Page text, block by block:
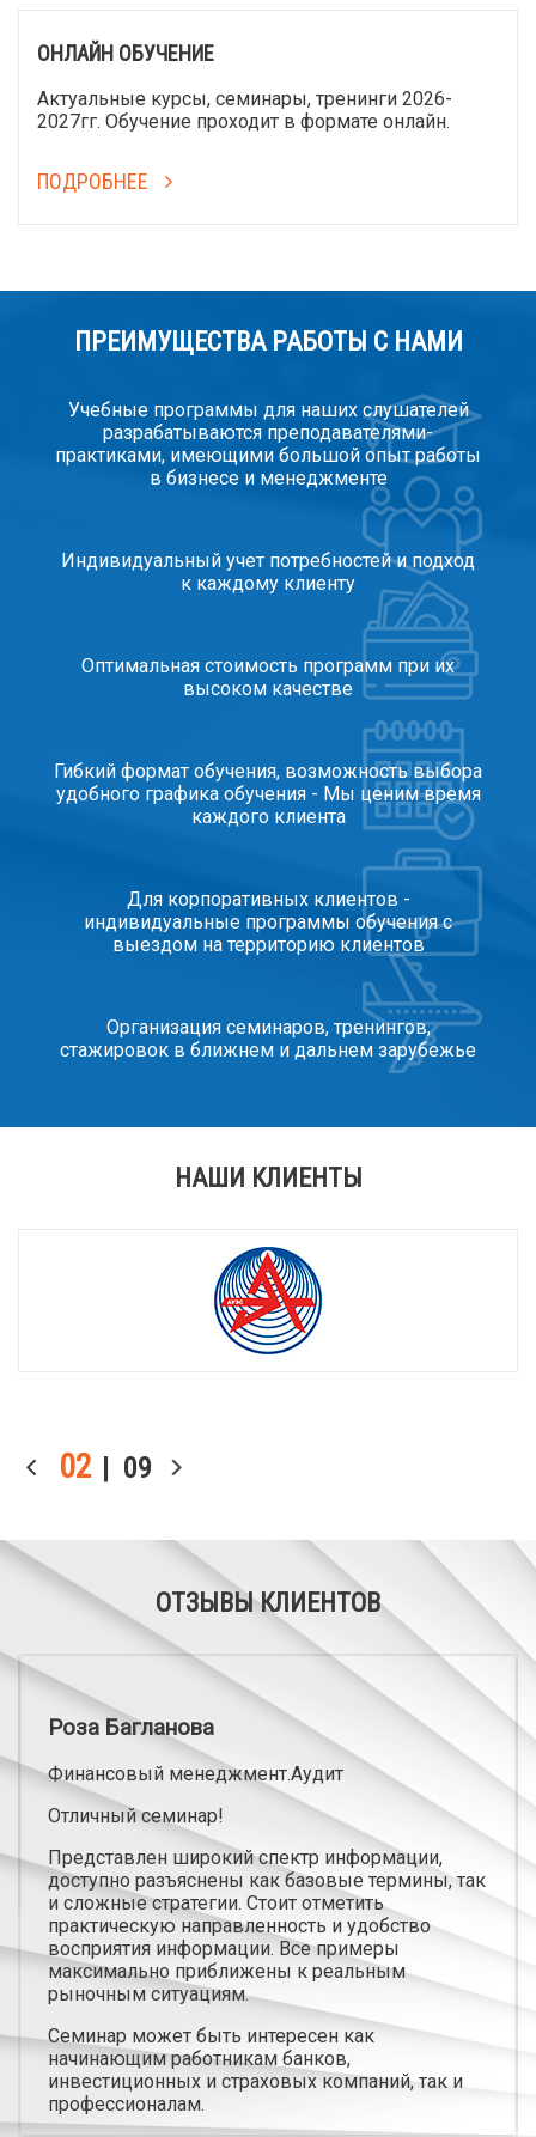
ОНЛАЙН ОБУЧЕНИЕ
Актуальные курсы, семинары, тренинги 2026-
2027гг. Обучение проходит в формате онлайн.
ПОДРОБНЕЕ
ПРЕИМУЩЕСТВА РАБОТЫ С НАМИ
Учебные программы для наших слушателей
разрабатываются преподавателями-
практиками, имеющими большой опыт работы
в бизнесе и менеджменте
Индивидуальный учет потребностей и подход
к каждому клиенту
Оптимальная стоимость программ при их
высоком качестве
Гибкий формат обучения, возможность выбора
удобного графика обучения - Мы ценим время
каждого клиента
Для корпоративных клиентов -
индивидуальные программы обучения с
выездом на территорию клиентов
Организация семинаров, тренингов,
стажировок в ближнем и дальнем зарубежье
НАШИ КЛИЕНТЫ
03 | 09
ОТЗЫВЫ КЛИЕНТОВ
Роза Багланова
Финансовый менеджмент.Аудит
Отличный семинар!
Представлен широкий спектр информации,
доступно разъяснены как базовые термины, так
и сложные стратегии. Стоит отметить
практическую направленность и удобство
восприятия информации. Все примеры
максимально приближены к реальным
рыночным ситуациям.
Семинар может быть интересен как
начинающим работникам банков,
инвестиционных и страховых компаний, так и
профессионалам.